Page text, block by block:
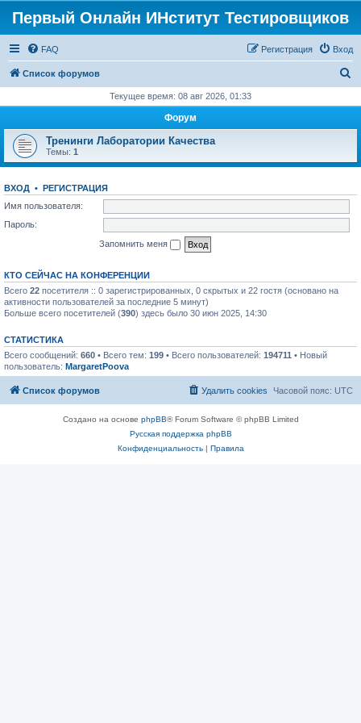
Первый Онлайн ИНститут Тестировщиков
FAQ Вход
Регистрация
Список форумов
с
Текущее время: 08 авг 2026, 01:33
Форум
Тренинги Лаборатории Качества
Темы: 1
ВХОД • РЕГИСТРАЦИЯ
Имя пользователя:
Пароль:
Запомнить меня
КТО СЕЙЧАС НА КОНФЕРЕНЦИИ
Всего 22 посетителя :: 0 зарегистрированных, 0 скрытых и 22 гостя (основано на
активности пользователей за последние 5 минут)
Больше всего посетителей (390) здесь было 30 июн 2025, 14:30
СТАТИСТИКА
Всего сообщений: 660 • Всего тем: 199 • Всего пользователей: 194711 • Новый
пользователь: MargaretPoova
Список форумов Часовой пояс: UTC
Удалить cookies
Создано на основе phpBB® Forum Software © phpBB Limited
Русская поддержка phpBB
Конфиденциальность| Правила